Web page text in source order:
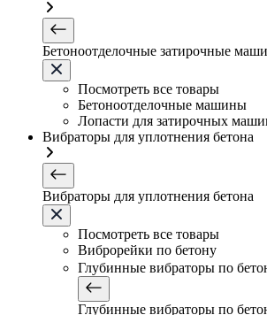
Бетоноотделочные затирочные
Посмотреть все товары
Бетоноотделочные машины
Лопасти для затирочных
Вибраторы для уплотнения бетона
Вибраторы для уплотнения бетона
Посмотреть все товары
Виброрейки по бетону
Глубинные вибраторы по
Глубинные вибраторы по